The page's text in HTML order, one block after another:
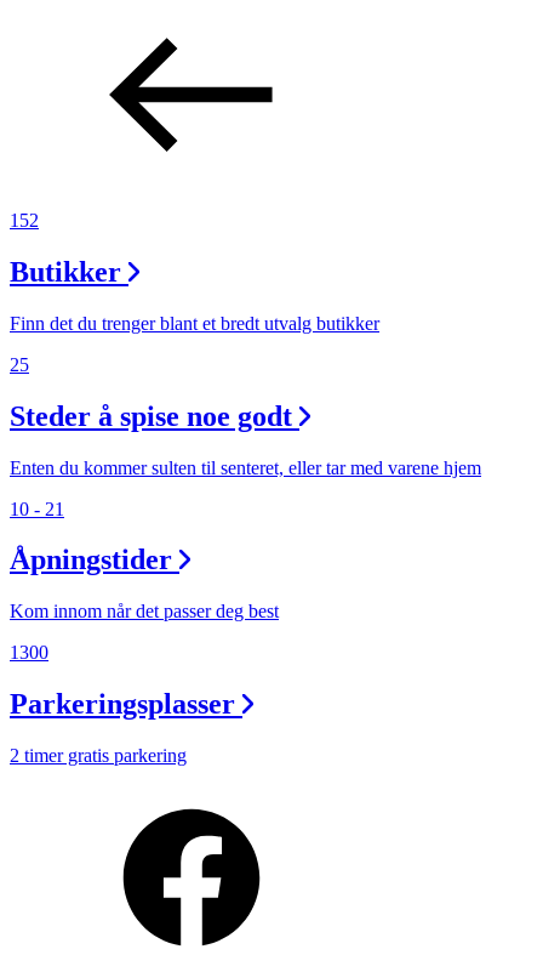
Åpningstider
152
Butikker
Finn det du trenger blant et bredt utvalg butikker
25
Steder å spise noe godt
Enten du kommer sulten til senteret, eller tar med varene hjem
10 - 21
Åpningstider
Kom innom når det passer deg best
1300
Parkeringsplasser
2 timer gratis parkering